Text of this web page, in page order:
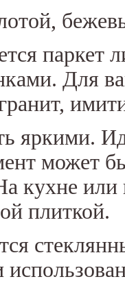
паркет
Для
яркими.
может
кухне
плиткой.